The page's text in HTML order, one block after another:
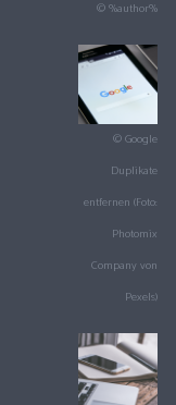
© %author%
© Google
Duplikate
entfernen (Foto:
Photomix
Company von
Pexels)